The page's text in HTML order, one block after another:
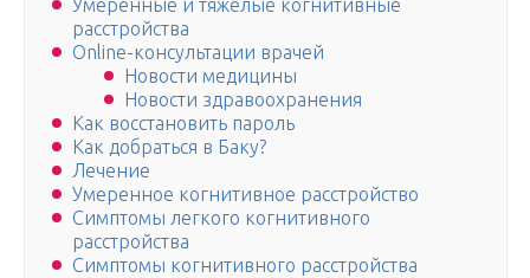
Умеренные и тяжелые когнитивные
расстройства
Online-консультации врачей
Новости медицины
Новости здравоохранения
Как восстановить пароль
Как добраться в Баку?
Лечение
Умеренное когнитивное расстройство
Симптомы легкого когнитивного
расстройства
Симптомы когнитивного расстройства